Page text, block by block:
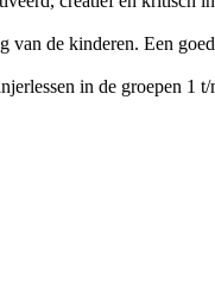
de kinderen. Een
in de groepen 1 t/